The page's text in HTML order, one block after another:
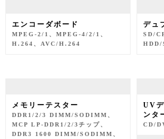
エンコーダボード
MPEG-2/1、MPEG-4/2/1、
H.264、AVC/H.264
デュ
SD/
HDD/
メモリーテスター
DDR1/2/3 DIMM/SODIMM、
MCP LP-DDR1/2/3チップ、
DDR3 1600 DIMM/SODIMM、
UV
ンタ
CD/